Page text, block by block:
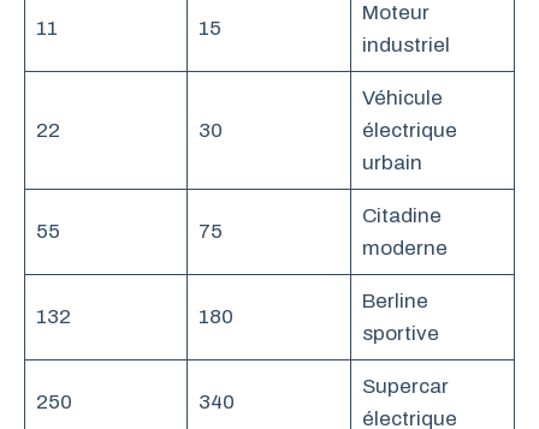
11 15
Moteur
industriel
22 30
Véhicule
électrique
urbain
55 75
Citadine
moderne
132 180
Berline
sportive
250 340
Supercar
électrique